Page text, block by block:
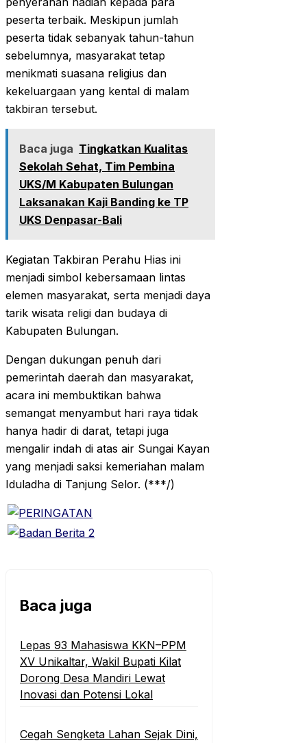
peserta terbaik. Meskipun jumlah
peserta tidak sebanyak tahun-tahun
sebelumnya, masyarakat tetap
menikmati suasana religius dan
kekeluargaan yang kental di malam
takbiran tersebut.
Baca juga Tingkatkan Kualitas
Sekolah Sehat, Tim Pembina
UKS/M Kabupaten Bulungan
Laksanakan Kaji Banding ke TP
UKS Denpasar-Bali
Kegiatan Takbiran Perahu Hias ini
menjadi simbol kebersamaan lintas
elemen masyarakat, serta menjadi daya
tarik wisata religi dan budaya di
Kabupaten Bulungan.
Dengan dukungan penuh dari
pemerintah daerah dan masyarakat,
acara ini membuktikan bahwa
semangat menyambut hari raya tidak
hanya hadir di darat, tetapi juga
mengalir indah di atas air Sungai Kayan
yang menjadi saksi kemeriahan malam
Iduladha di Tanjung Selor. (***/)
Baca juga
Lepas 93 Mahasiswa KKN–PPM
XV Unikaltar, Wakil Bupati Kilat
Dorong Desa Mandiri Lewat
Inovasi dan Potensi Lokal
Cegah Sengketa Lahan Sejak Dini,